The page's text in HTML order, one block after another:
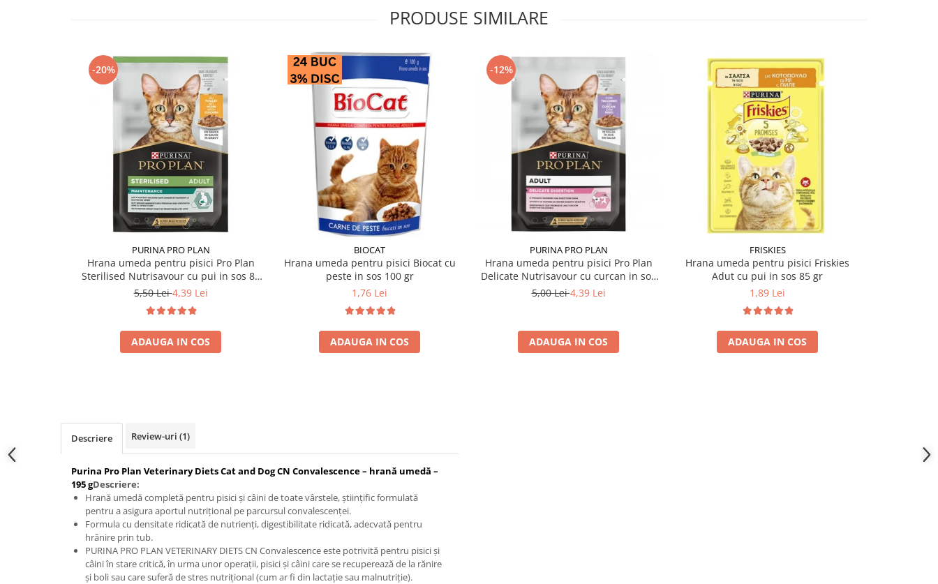
PRODUSE SIMILARE
-20%
PURINA PRO PLAN
Hrana umeda pentru pisici Pro Plan
Sterilised Nutrisavour cu pui in sos 85
gr
5,50 Lei4,39 Lei
ADAUGA IN COS
BIOCAT
Hrana umeda pentru pisici Biocat cu
peste in sos 100 gr
1,76 Lei
ADAUGA IN COS
-12%
PURINA PRO PLAN
Hrana umeda pentru pisici Pro Plan
Delicate Nutrisavour cu curcan in sos
85 gr
5,00 Lei4,39 Lei
ADAUGA IN COS
FRISKIES
Hrana umeda pentru pisici Friskies
Adut cu pui in sos 85 gr
1,89 Lei
ADAUGA IN COS
Descriere Review-uri (1)
Purina Pro Plan Veterinary Diets Cat and Dog CN Convalescence – hrană umedă –
195 gDescriere:
Hrană umedă completă pentru pisici și câini de toate vârstele, științific formulată
pentru a asigura aportul nutrițional pe parcursul convalescenței.
Formula cu densitate ridicată de nutrienți, digestibilitate ridicată, adecvată pentru
hrănire prin tub.
PURINA PRO PLAN VETERINARY DIETS CN Convalescence este potrivită pentru pisici și
câini în stare critică, în urma unor operații, pisici și câini care se recuperează de la rănire
și boli sau care suferă de stres nutrițional (cum ar fi din lactație sau malnutriție).